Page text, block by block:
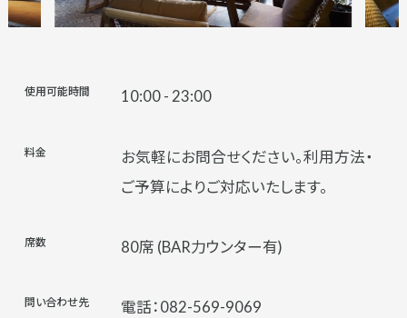
使用可能時間 10:00 - 23:00
料金
お気軽にお問合せください。利用方法・
ご予算によりご対応いたします。
席数 80席 (BAR力ウンター有)
問い合わせ先
電話：082-569-9069